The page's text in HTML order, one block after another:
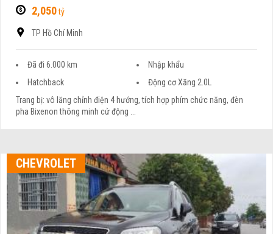
2,050tỷ
TP Hồ Chí Minh
Đã đi 6.000 km
Nhập khẩu
Hatchback
Động cơ Xăng 2.0L
Trang bị: vô lăng chỉnh điện 4 hướng, tích hợp phím chức năng, đèn
pha Bixenon thông minh cử động ...
CHEVROLET